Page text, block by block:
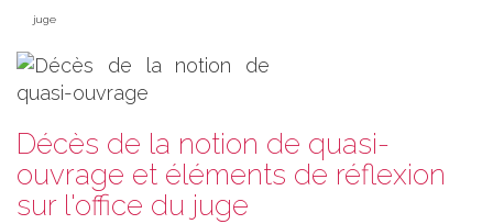
juge
Décès de la notion de quasi-
ouvrage et éléments de réflexion
sur l'office du juge